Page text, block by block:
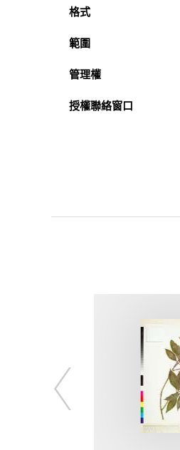
格式
範圍
管理權
授權聯絡窗口